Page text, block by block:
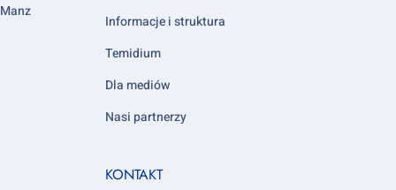
Informacje i struktura
Temidium
Dla mediów
Nasi partnerzy
KONTAKT